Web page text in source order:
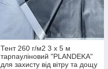
Тент 260 г/м2 3 х 5 м
тарпауліновий "PLANDEKA"
для захисту від вітру та дощу